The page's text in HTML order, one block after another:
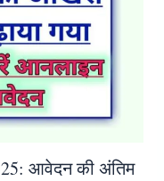
आवेदन की अंतिम